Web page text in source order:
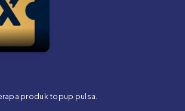
produk topup pulsa.